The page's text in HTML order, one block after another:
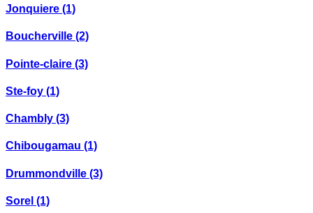
Jonquiere (1)
Boucherville (2)
Pointe-claire (3)
Ste-foy (1)
Chambly (3)
Chibougamau (1)
Drummondville (3)
Sorel (1)